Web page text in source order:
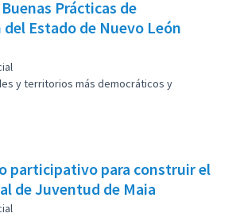
Prácticas de
Estado de Nuevo León
y territorios más democráticos y
participativo para construir el
de Juventud de Maia